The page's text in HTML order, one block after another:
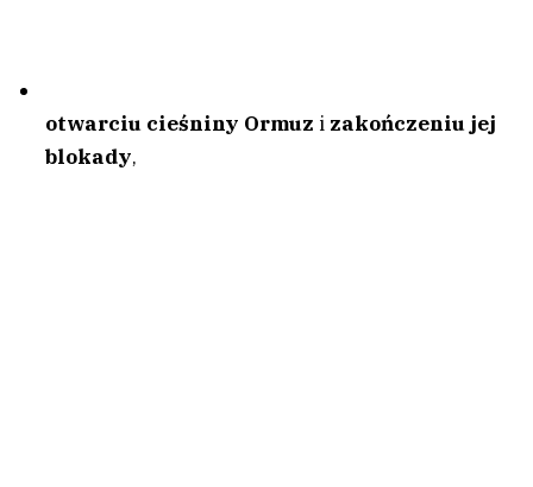
otwarciu cieśniny Ormuz i zakończeniu jej
blokady,